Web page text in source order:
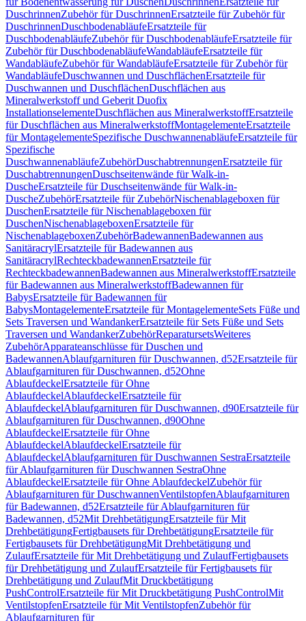
DuschrinnenZubehör für DuschrinnenErsatzteile für Zubehör für
DuschrinnenDuschbodenabläufeErsatzteile für
DuschbodenabläufeZubehör für DuschbodenabläufeErsatzteile für
Zubehör für DuschbodenabläufeWandabläufeErsatzteile für
WandabläufeZubehör für WandabläufeErsatzteile für Zubehör für
WandabläufeDuschwannen und DuschflächenErsatzteile für
Duschwannen und DuschflächenDuschflächen aus
Mineralwerkstoff und Geberit Duofix
InstallationselementeDuschflächen aus MineralwerkstoffErsatzteile
für Duschflächen aus MineralwerkstoffMontagelementeErsatzteile
für MontagelementeSpezifische DuschwannenabläufeErsatzteile für
Spezifische
DuschwannenabläufeZubehörDuschabtrennungenErsatzteile für
DuschabtrennungenDuschseitenwände für Walk-in-
DuscheErsatzteile für Duschseitenwände für Walk-in-
DuscheZubehörErsatzteile für ZubehörNischenablageboxen für
DuschenErsatzteile für Nischenablageboxen für
DuschenNischenablageboxenErsatzteile für
NischenablageboxenZubehörBadewannenBadewannen aus
SanitäracrylErsatzteile für Badewannen aus
SanitäracrylRechteckbadewannenErsatzteile für
RechteckbadewannenBadewannen aus MineralwerkstoffErsatzteile
für Badewannen aus MineralwerkstoffBadewannen für
BabysErsatzteile für Badewannen für
BabysMontagelementeErsatzteile für MontagelementeSets Füße und
Sets Traversen und WandankerErsatzteile für Sets Füße und Sets
Traversen und WandankerZubehörReparatursetsWeiteres
ZubehörApparateanschlüsse für Duschen und
BadewannenAblaufgarnituren für Duschwannen, d52Ersatzteile für
Ablaufgarnituren für Duschwannen, d52Ohne
AblaufdeckelErsatzteile für Ohne
AblaufdeckelAblaufdeckelErsatzteile für
AblaufdeckelAblaufgarnituren für Duschwannen, d90Ersatzteile für
Ablaufgarnituren für Duschwannen, d90Ohne
AblaufdeckelErsatzteile für Ohne
AblaufdeckelAblaufdeckelErsatzteile für
AblaufdeckelAblaufgarnituren für Duschwannen SestraErsatzteile
für Ablaufgarnituren für Duschwannen SestraOhne
AblaufdeckelErsatzteile für Ohne AblaufdeckelZubehör für
Ablaufgarnituren für DuschwannenVentilstopfenAblaufgarnituren
für Badewannen, d52Ersatzteile für Ablaufgarnituren für
Badewannen, d52Mit DrehbetätigungErsatzteile für Mit
DrehbetätigungFertigbausets für DrehbetätigungErsatzteile für
Fertigbausets für DrehbetätigungMit Drehbetätigung und
ZulaufErsatzteile für Mit Drehbetätigung und ZulaufFertigbausets
für Drehbetätigung und ZulaufErsatzteile für Fertigbausets für
Drehbetätigung und ZulaufMit Druckbetätigung
PushControlErsatzteile für Mit Druckbetätigung PushControlMit
VentilstopfenErsatzteile für Mit VentilstopfenZubehör für
Ablaufgarnituren für